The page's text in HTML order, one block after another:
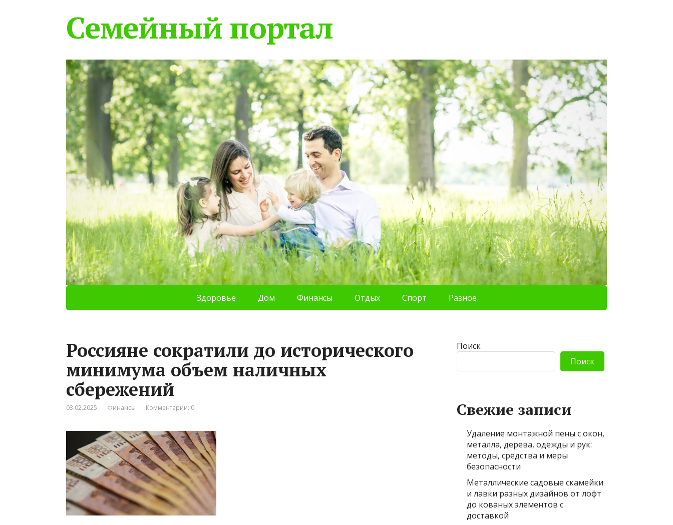
Семейный портал
Здоровье Дом Финансы Отдых Спорт Разное
Россияне сократили до исторического
минимума объем наличных
сбережений
03.02.2025 Финансы Комментарии: 0
Поиск
Поиск
Свежие записи
Удаление монтажной пены с окон,
металла, дерева, одежды и рук:
методы, средства и меры
безопасности
Металлические садовые скамейки
и лавки разных дизайнов от лофт
до кованых элементов с
доставкой